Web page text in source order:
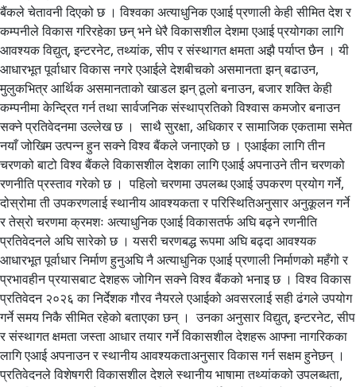
बैंकले चेतावनी दिएको छ । विश्वका अत्याधुनिक एआई प्रणाली केही सीमित देश र
कम्पनीले विकास गरिरहेका छन् भने धेरै विकासशील देशमा एआई प्रयोगका लागि
आवश्यक विद्युत्, इन्टरनेट, तथ्यांक, सीप र संस्थागत क्षमता अझै पर्याप्त छैन । यी
आधारभूत पूर्वाधार विकास नगरे एआईले देशबीचको असमानता झन् बढाउन,
मुलुकभित्र आर्थिक असमानताको खाडल झन् ठूलो बनाउन, बजार शक्ति केही
कम्पनीमा केन्द्रित गर्न तथा सार्वजनिक संस्थाप्रतिको विश्वास कमजोर बनाउन
सक्ने प्रतिवेदनमा उल्लेख छ । साथै सुरक्षा, अधिकार र सामाजिक एकतामा समेत
नयाँ जोखिम उत्पन्न हुन सक्ने विश्व बैंकले जनाएको छ । एआईका लागि तीन
चरणको बाटो विश्व बैंकले विकासशील देशका लागि एआई अपनाउने तीन चरणको
रणनीति प्रस्ताव गरेको छ । पहिलो चरणमा उपलब्ध एआई उपकरण प्रयोग गर्ने,
दोस्रोमा ती उपकरणलाई स्थानीय आवश्यकता र परिस्थितिअनुसार अनुकूलन गर्ने
र तेस्रो चरणमा क्रमशः अत्याधुनिक एआई विकासतर्फ अघि बढ्ने रणनीति
प्रतिवेदनले अघि सारेको छ । यसरी चरणबद्ध रूपमा अघि बढ्दा आवश्यक
आधारभूत पूर्वाधार निर्माण हुनुअघि नै अत्याधुनिक एआई प्रणाली निर्माणको महँगो र
प्रभावहीन प्रयासबाट देशहरू जोगिन सक्ने विश्व बैंकको भनाइ छ । विश्व विकास
प्रतिवेदन २०२६ का निर्देशक गौरव नैयरले एआईको अवसरलाई सही ढंगले उपयोग
गर्ने समय निकै सीमित रहेको बताएका छन् । उनका अनुसार विद्युत्, इन्टरनेट, सीप
र संस्थागत क्षमता जस्ता आधार तयार गर्ने विकासशील देशहरू आफ्ना नागरिकका
लागि एआई अपनाउन र स्थानीय आवश्यकताअनुसार विकास गर्न सक्षम हुनेछन् ।
प्रतिवेदनले विशेषगरी विकासशील देशले स्थानीय भाषामा तथ्यांकको उपलब्धता,